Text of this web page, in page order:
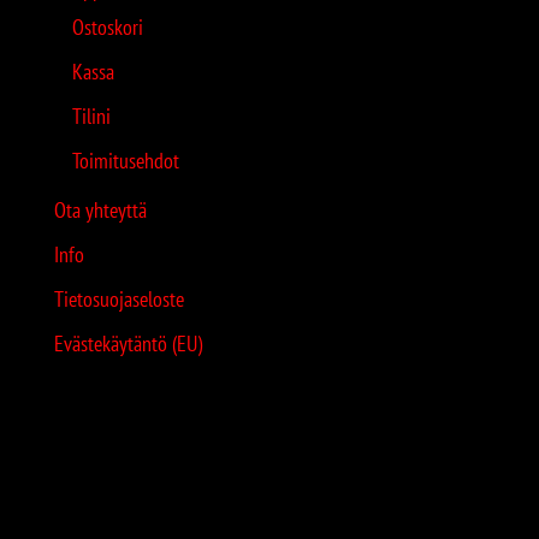
Ostoskori
Kassa
Tilini
Toimitusehdot
Ota yhteyttä
Info
Tietosuojaseloste
Evästekäytäntö (EU)